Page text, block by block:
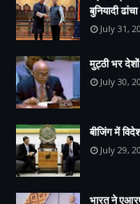
बुनियादी ढांचा
July 31,
मुट्ठी भर
July 30,
बीजिंग में
July 29,
भारत ने